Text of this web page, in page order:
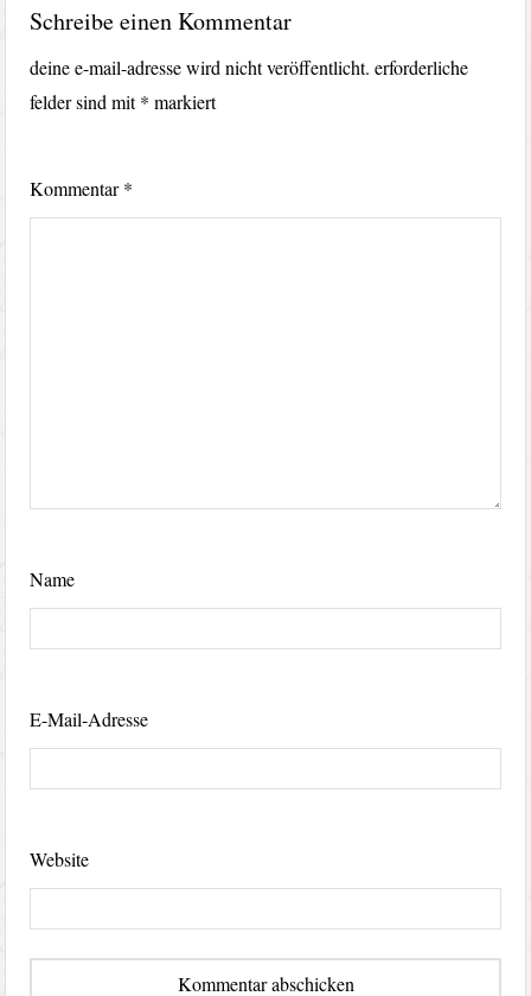
Schreibe einen Kommentar
deine e-mail-adresse wird nicht veröffentlicht. erforderliche
felder sind mit* markiert
Kommentar*
Name
E-Mail-Adresse
Website